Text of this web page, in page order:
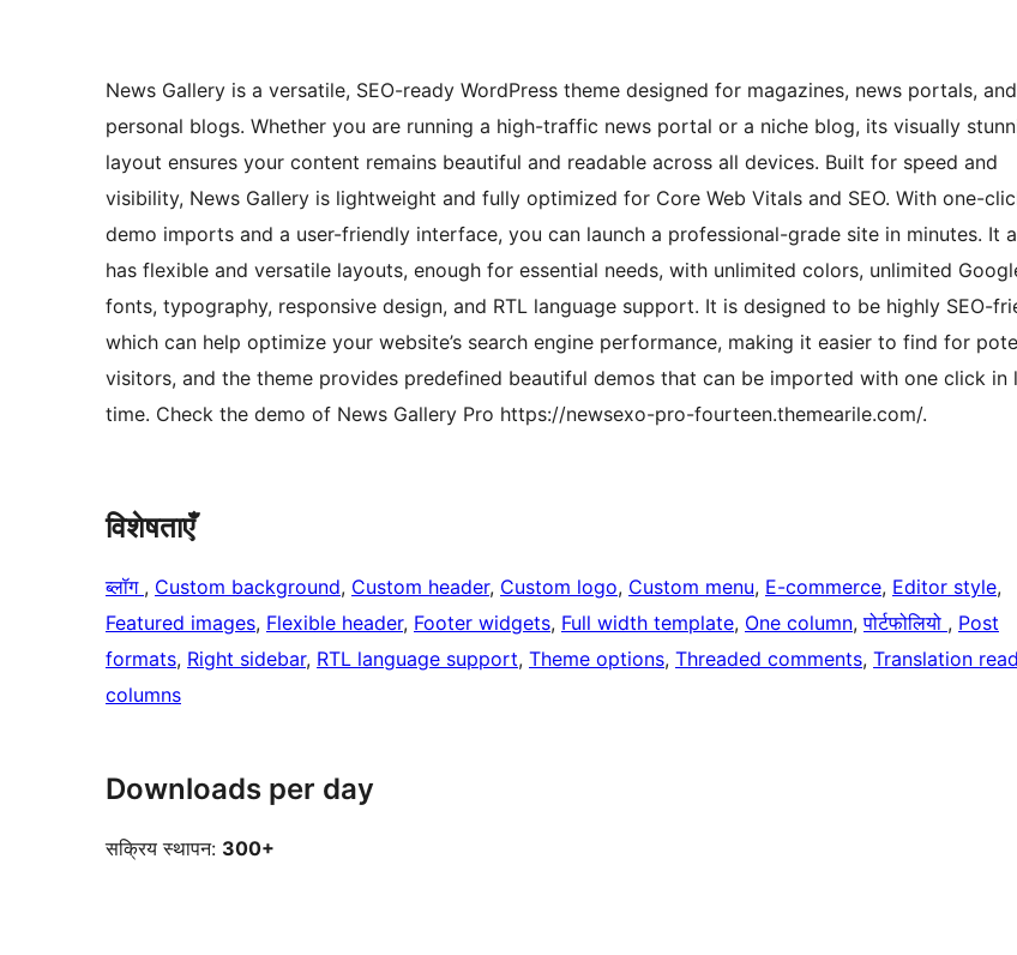
News Gallery is a versatile, SEO-ready WordPress theme designed for magazines, news portals, and
personal blogs. Whether you are running a high-traffic news portal or a niche blog, its visually
layout ensures your content remains beautiful and readable across all devices. Built for speed and
visibility, News Gallery is lightweight and fully optimized for Core Web Vitals and SEO. With one-
demo imports and a user-friendly interface, you can launch a professional-grade site in minutes. It
has flexible and versatile layouts, enough for essential needs, with unlimited colors, unlimited
fonts, typography, responsive design, and RTL language support. It is designed to be highly SEO-
which can help optimize your website’s search engine performance, making it easier to find for
visitors, and the theme provides predefined beautiful demos that can be imported with one click in
time. Check the demo of News Gallery Pro https://newsexo-pro-fourteen.themearile.com/.
विशेषताएँ
ब्लॉग , Custom background, Custom header, Custom logo, Custom menu, E-commerce, Editor style
Featured images, Flexible header, Footer widgets, Full width template, One column, पोर्टफोलियो , Post
formats, Right sidebar, RTL language support, Theme options, Threaded comments, Translation
columns
Downloads per day
सक्रिय स्थापन: 300+